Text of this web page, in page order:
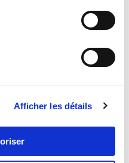
Afficher les détails
ENVOYER